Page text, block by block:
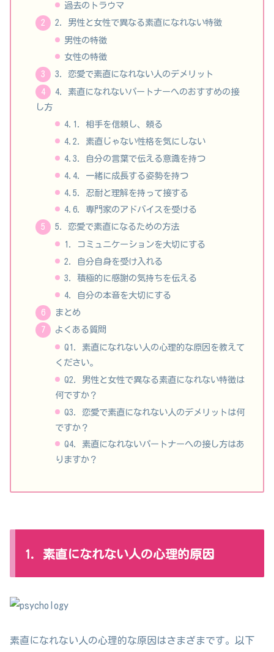
過去のトラウマ
2. 男性と女性で異なる素直になれない特徴
男性の特徴
女性の特徴
3. 恋愛で素直になれない人のデメリット
4. 素直になれないパートナーへのおすすめの接
し方
4.1. 相手を信頼し、頼る
4.2. 素直じゃない性格を気にしない
4.3. 自分の言葉で伝える意識を持つ
4.4. 一緒に成長する姿勢を持つ
4.5. 忍耐と理解を持って接する
4.6. 専門家のアドバイスを受ける
5. 恋愛で素直になるための方法
1. コミュニケーションを大切にする
2. 自分自身を受け入れる
3. 積極的に感謝の気持ちを伝える
4. 自分の本音を大切にする
まとめ
よくある質問
Q1. 素直になれない人の心理的な原因を教えて
ください。
Q2. 男性と女性で異なる素直になれない特徴は
何ですか？
Q3. 恋愛で素直になれない人のデメリットは何
ですか？
Q4. 素直になれないパートナーへの接し方はあ
りますか？
1. 素直になれない人の心理的原因
素直になれない人の心理的な原因はさまざまです。以下